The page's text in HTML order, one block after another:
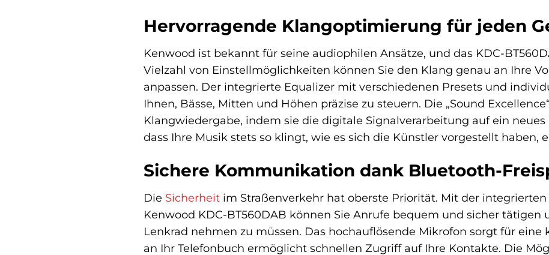
Hervorragende Klangoptimierung für jeden
Kenwood ist bekannt für seine audiophilen Ansätze, und das KDC-
Vielzahl von Einstellmöglichkeiten können Sie den Klang genau an Ihre
anpassen. Der integrierte Equalizer mit verschiedenen Presets und
Ihnen, Bässe, Mitten und Höhen präzise zu steuern. Die „Sound
Klangwiedergabe, indem sie die digitale Signalverarbeitung auf ein neues
dass Ihre Musik stets so klingt, wie es sich die Künstler vorgestellt haben,
Sichere Kommunikation dank Bluetooth-
Die Sicherheit im Straßenverkehr hat oberste Priorität. Mit der
Kenwood KDC-BT560DAB können Sie Anrufe bequem und sicher
Lenkrad nehmen zu müssen. Das hochauflösende Mikrofon sorgt für
an Ihr Telefonbuch ermöglicht schnellen Zugriff auf Ihre Kontakte. Die